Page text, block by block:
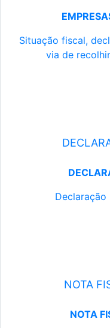
Situação fiscal,
via de
Declaração
NOTA
NOTA